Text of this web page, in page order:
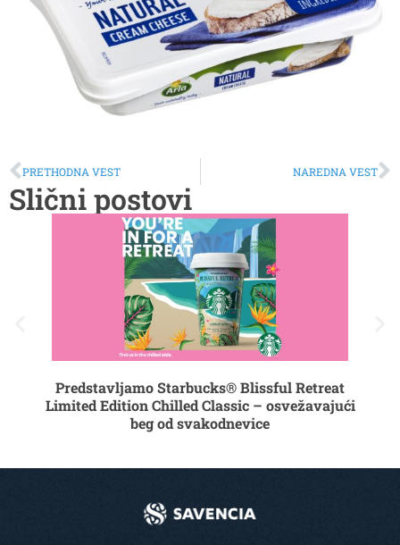
PRETHODNA VEST NAREDNA VEST
Slični postovi
Predstavljamo Starbucks® Blissful Retreat
Limited Edition Chilled Classic – osvežavajući
beg od svakodnevice